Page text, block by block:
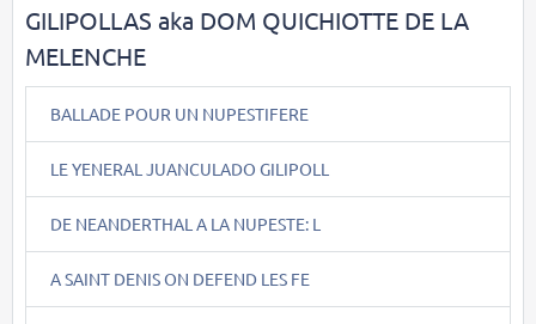
GILIPOLLAS aka DOM QUICHIOTTE DE LA
MELENCHE
BALLADE POUR UN NUPESTIFERE
LE YENERAL JUANCULADO GILIPOLL
DE NEANDERTHAL A LA NUPESTE: L
A SAINT DENIS ON DEFEND LES FE